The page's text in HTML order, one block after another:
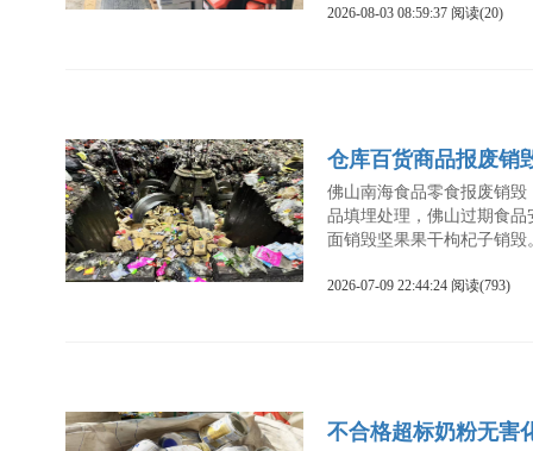
2026-08-03 08:59:37 阅读(20)
仓库百货商品报废销
佛山南海食品零食报废销
品填埋处理，佛山过期食
面销毁坚果果干枸杞子销毁
2026-07-09 22:44:24 阅读(793)
不合格超标奶粉无害